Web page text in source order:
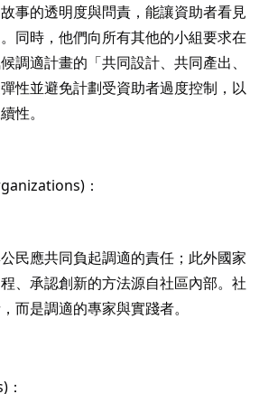
事的透明度與問責，能讓資助者看見
同時，他們向所有其他的小組要求在
調適計畫的「共同設計、共同產出、
性並避免計劃受資助者過度控制，以
性。
：
民應共同負起調適的責任；此外國家
、承認創新的方法源自社區內部。社
而是調適的專家與實踐者。